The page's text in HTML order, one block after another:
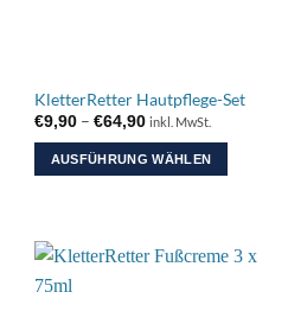
KletterRetter Hautpflege-Set
€9,90 – €64,90Preisspanne:
bis
€64,90
inkl. MwSt.
AUSFÜHRUNG WÄHLEN
mehrere
Varianten